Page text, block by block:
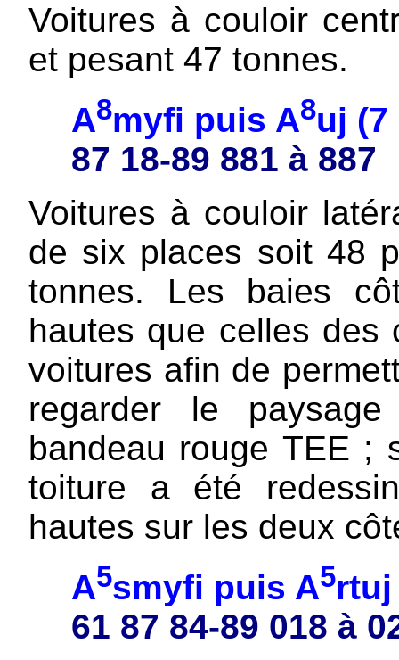
Voitures à couloir
et pesant 47 tonnes.
A8myfi puis A8uj
87 18-89 881 à 887
Voitures à couloir
de six places soit 48
tonnes. Les baies
hautes que celles des
voitures afin de
regarder le
bandeau rouge TEE ;
toiture a été
hautes sur les deux
A5smyfi puis A5rtuj
61 87 84-89 018 à